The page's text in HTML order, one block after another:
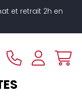
et retrait 2h en